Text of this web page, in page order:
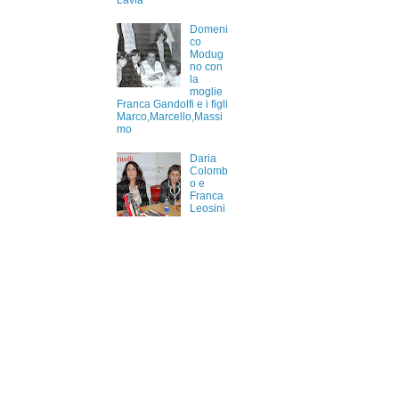
Domeni
co
Modug
no con
la
moglie
Franca Gandolfi e i figli
Marco,Marcello,Massi
mo
Daria
Colomb
o e
Franca
Leosini